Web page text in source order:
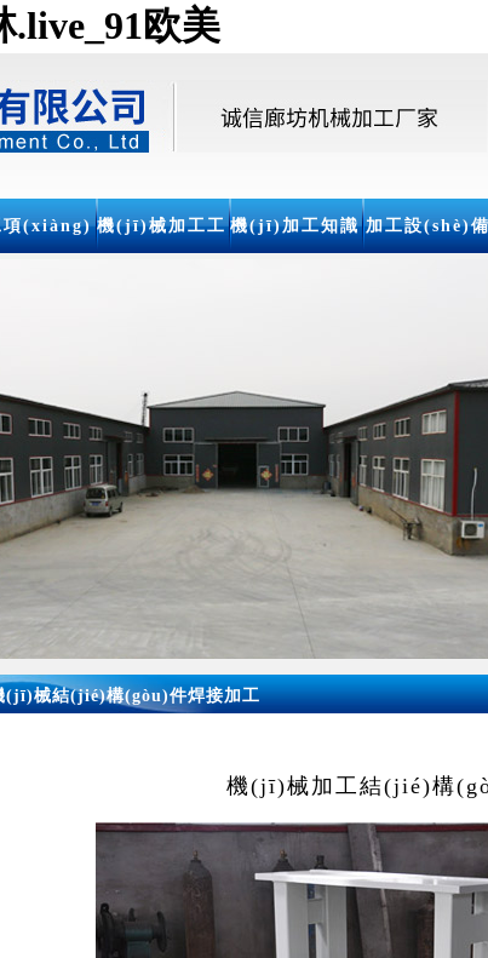
.live_91欧美
項(xiàng) 機(jī)械加工工 機(jī)加工知識 加工設(shè)
(jī)械結(jié)構(gòu)件焊接加工
機(jī)械加工結(jié)構